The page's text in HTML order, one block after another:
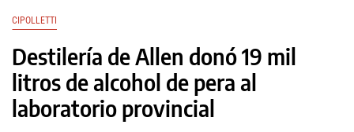
CIPOLLETTI
Destilería de Allen donó 19 mil
litros de alcohol de pera al
laboratorio provincial